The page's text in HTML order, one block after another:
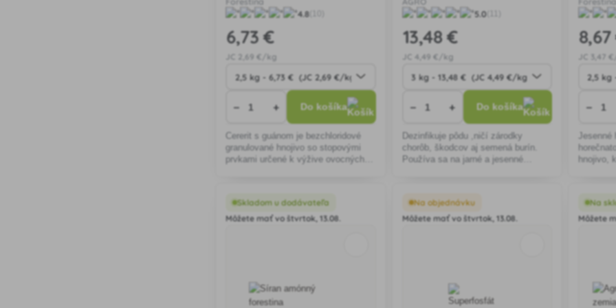
4.8
6,73 €
2 ,69 €/kg
− + Do košíka
Cererit s guánom je bezchloridové
granulované hnojivo so stopovými
prvkami určené k výžive ovocných
5.0(11)
13,48 €
4 ,49 €/kg
− + Do košíka
Dezinfikuje pôdu ,ničí zárodky
chorôb, škodcov aj semená burín.
Používa sa na jarné a jesenné
8
3 ,47
−
Jesenné
hnojivo,
Skladom u dodávateľa
Môžete mať vo štvrtok, 13.08.
Na objednávku
Môžete mať vo štvrtok, 13.08.
Na
Môžete